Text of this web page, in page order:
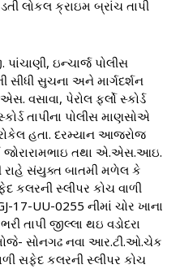
લોકલ ક્રાઇમ બ્રાંચ તાપી
ઇન્ચાર્જ પોલીસ
સીધી સુચના અને માર્ગદર્શન
પેરોલ ફર્લો સ્કોર્ડ
તાપીના પોલીસ માણસોએ
રોકેલ હતા. દરમ્યાન આજરોજ
તથા એ.એસ.આઇ.
રાહે સંયુક્ત બાતમી મળેલ કે
કલરની સ્લીપર કોચ વાળી
UU-0255 નીમાં ચોર ખાના
તાપી જીલ્લા થઇ વડોદરા
સોનગઢ નવા આર.ટી.ઓ.ચેક
સફેદ કલરની સ્લીપર કોચ